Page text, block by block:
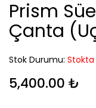
Prism
Çanta
Stok Durumu: Stokta
5,400.00 ₺